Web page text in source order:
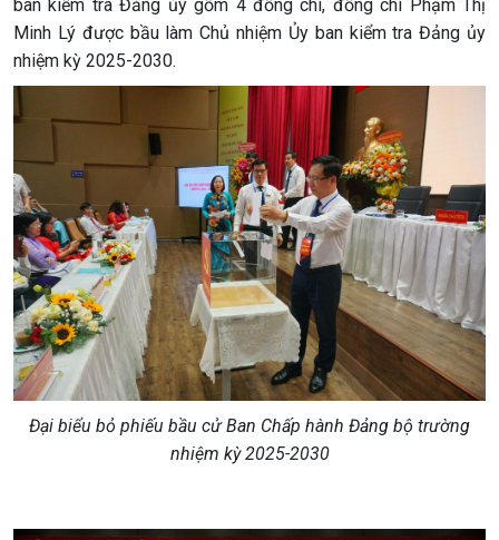
ban kiểm tra Đảng ủy gồm 4 đồng chí, đồng chí Phạm Thị
Minh Lý được bầu làm Chủ nhiệm Ủy ban kiểm tra Đảng ủy
nhiệm kỳ 2025-2030.
Đại biểu bỏ phiếu bầu cử Ban Chấp hành Đảng bộ trường
nhiệm kỳ 2025-2030